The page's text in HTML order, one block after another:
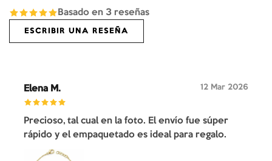
Basado en 3 reseñas
ESCRIBIR UNA RESEÑA
Elena M. 12 Mar 2026
Precioso, tal cual en la foto. El envío fue súper
rápido y el empaquetado es ideal para regalo.